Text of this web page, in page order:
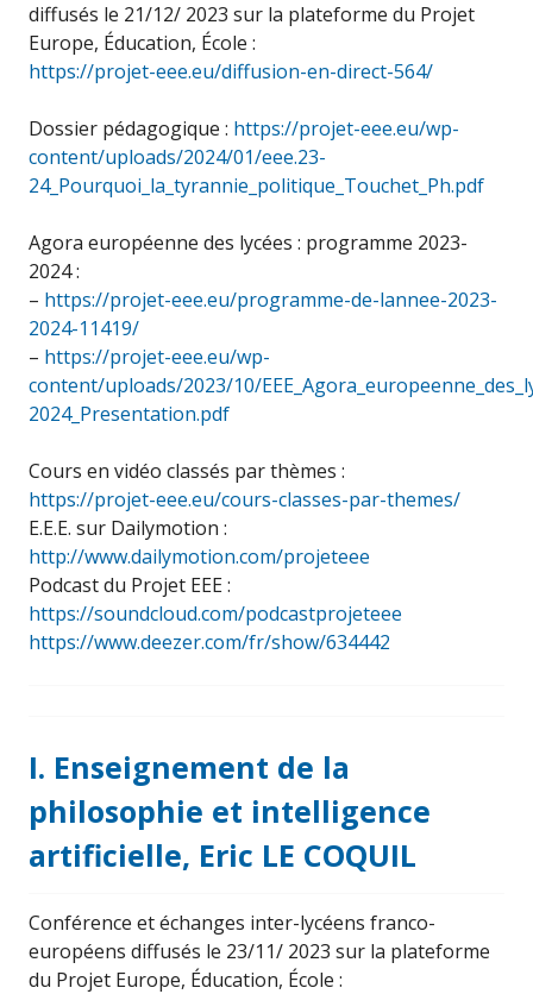
diffusés le 21/12/ 2023 sur la plateforme du Projet
Europe, Éducation, École :
https://projet-eee.eu/diffusion-en-direct-564/
Dossier pédagogique : https://projet-eee.eu/wp-
content/uploads/2024/01/eee.23-
24_Pourquoi_la_tyrannie_politique_Touchet_Ph.pdf
Agora européenne des lycées : programme 2023-
2024 :
– https://projet-eee.eu/programme-de-lannee-2023-
2024-11419/
– https://projet-eee.eu/wp-
content/uploads/2023/10/
2024_Presentation.pdf
Cours en vidéo classés par thèmes :
https://projet-eee.eu/cours-classes-par-themes/
E.E.E. sur Dailymotion :
http://www.dailymotion.com/projeteee
Podcast du Projet EEE :
https://soundcloud.com/podcastprojeteee
https://www.deezer.com/fr/show/634442
I. Enseignement de la
philosophie et intelligence
artificielle, Eric LE COQUIL
Conférence et échanges inter-lycéens franco-
européens diffusés le 23/11/ 2023 sur la plateforme
du Projet Europe, Éducation, École :